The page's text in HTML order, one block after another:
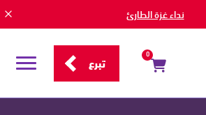
نداء غزة الطارئ
0 تبرع
قائمة